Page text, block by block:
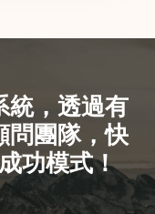
統，透過有
問團隊，快
功模式！